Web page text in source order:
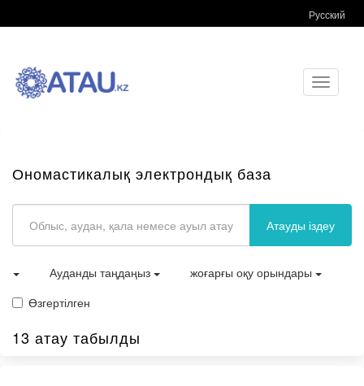
Русский
Toggle
Ономастикалық электрондық база
Атауды іздеу
Ауданды таңдаңыз
жоғарғы оқу орындары
Өзгертілген
13 атау табылды